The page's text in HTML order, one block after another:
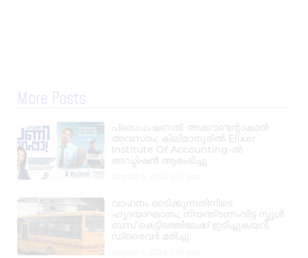
More Posts
പ്രൊഫഷണൽ അക്കൗണ്ടന്റാകാൻ
അവസരം; കിലിമാനൂരിൽ Elixer
Institute Of Accounting-ൽ
അഡ്മിഷൻ ആരംഭിച്ചു
വാഹനം ഓടിക്കുന്നതിനിടെ
ഹൃദയാഘാതം; നിയന്ത്രണംവിട്ട സ്കൂൾ
ബസ് കെട്ടിടത്തിലേക്ക് ഇടിച്ചുകയറി,
ഡ്രൈവർ മരിച്ചു